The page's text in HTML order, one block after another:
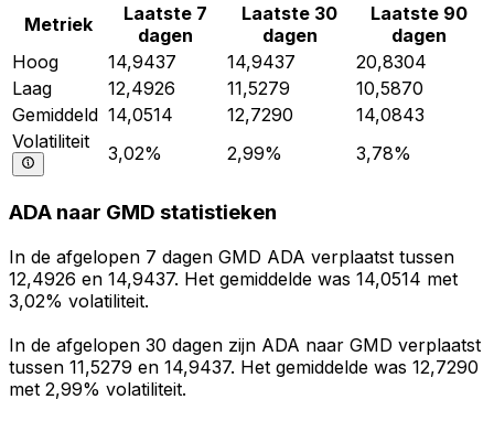
Metriek
Laatste 7
dagen
Laatste 30
dagen
Laatste 90
dagen
Hoog
14,9437 14,9437
20,8304
Laag
12,4926 11,5279
10,5870
Gemiddeld 14,0514 12,7290
14,0843
Volatiliteit
3,02% 2,99% 3,78%
ADA naar GMD statistieken
In de afgelopen 7 dagen GMD ADA verplaatst tussen
12,4926 en 14,9437. Het gemiddelde was 14,0514 met
3,02% volatiliteit.
In de afgelopen 30 dagen zijn ADA naar GMD verplaatst
tussen 11,5279 en 14,9437. Het gemiddelde was 12,7290
met 2,99% volatiliteit.